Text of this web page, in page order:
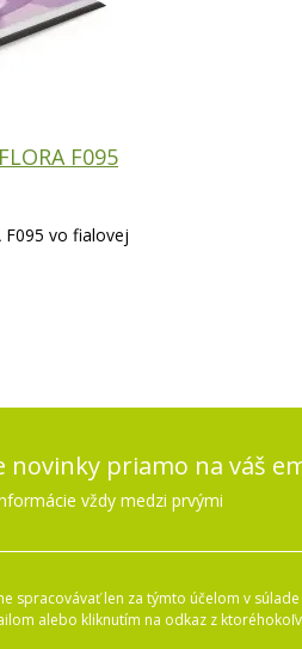
F095
F095 vo fialovej
novinky priamo na váš
vždy medzi prvými
spracovávať len za týmto účelom v
alebo kliknutím na odkaz z